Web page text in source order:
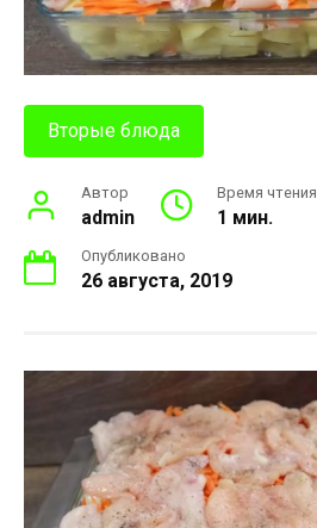
Вторые блюда
Автор
admin
Время чтения
1 мин.
Опубликовано
26 августа, 2019